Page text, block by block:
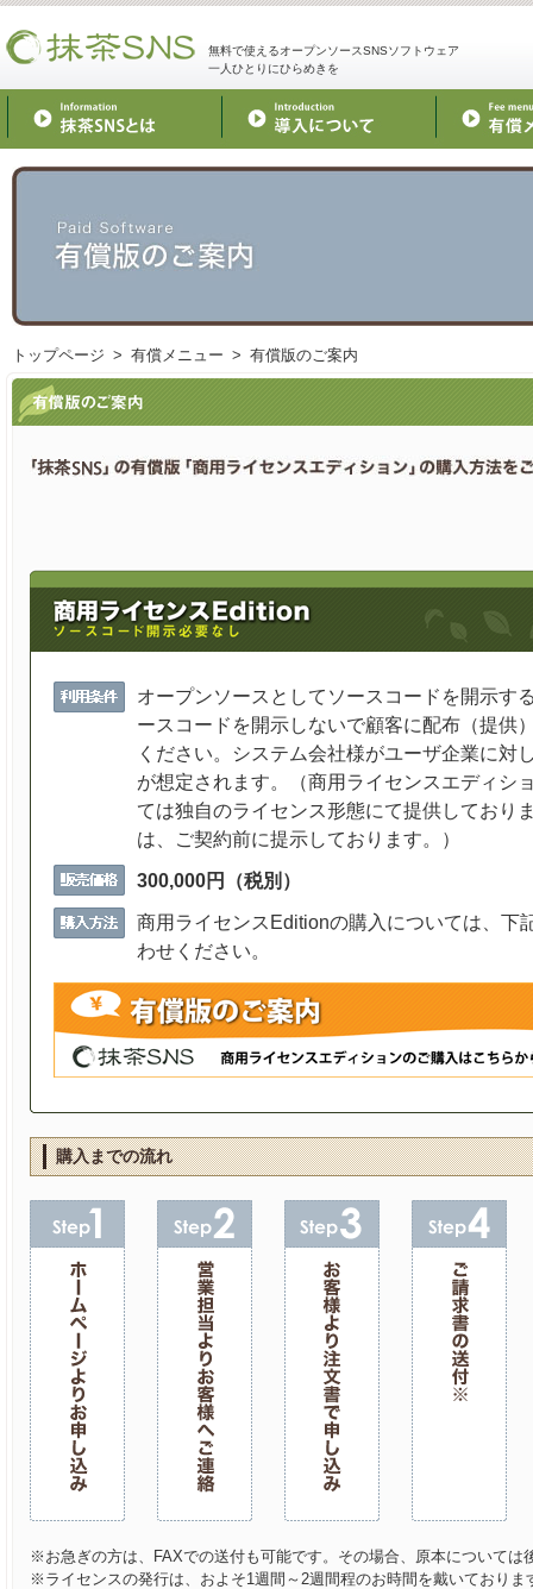
無料で使えるオープンソースSNSソフトウェア
一人ひとりにひらめきを
トップページ > 有償メニュー > 有償版のご案内
オープンソースとしてソースコードを開示す
ースコードを開示しないで顧客に配布（提供
ください。システム会社様がユーザ企業に対
が想定されます。（商用ライセンスエディシ
ては独自のライセンス形態にて提供しており
は、ご契約前に提示しております。）
300,000円（税別）
商用ライセンスEditionの購入については、下
わせください。
購入までの流れ
※お急ぎの方は、FAXでの送付も可能です。その場合、原本については
※ライセンスの発行は、およそ1週間～2週間程のお時間を戴いておりま